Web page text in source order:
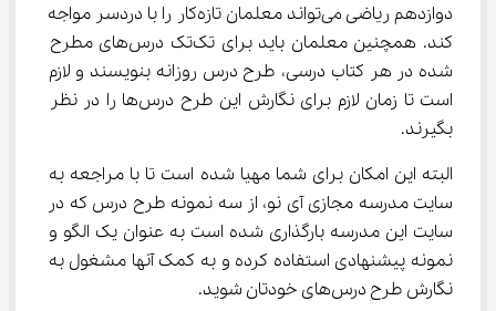
دوازدهم ریاضی می‌تواند معلمان تازه‌کار را با دردسر مواجه
کند. همچنین معلمان باید برای تک‌تک درس‌های مطرح
شده در هر کتاب درسی، طرح درس روزانه بنویسند و لازم
است تا زمان لازم برای نگارش این طرح درس‌ها را در نظر
بگیرند.
البته این امکان برای شما مهیا شده است تا با مراجعه به
سایت مدرسه مجازی آی نو، از سه نمونه طرح درس که در
سایت این مدرسه بارگذاری شده است به عنوان یک الگو و
نمونه پیشنهادی استفاده کرده و به کمک آنها مشغول به
نگارش طرح درس‌های خودتان شوید.